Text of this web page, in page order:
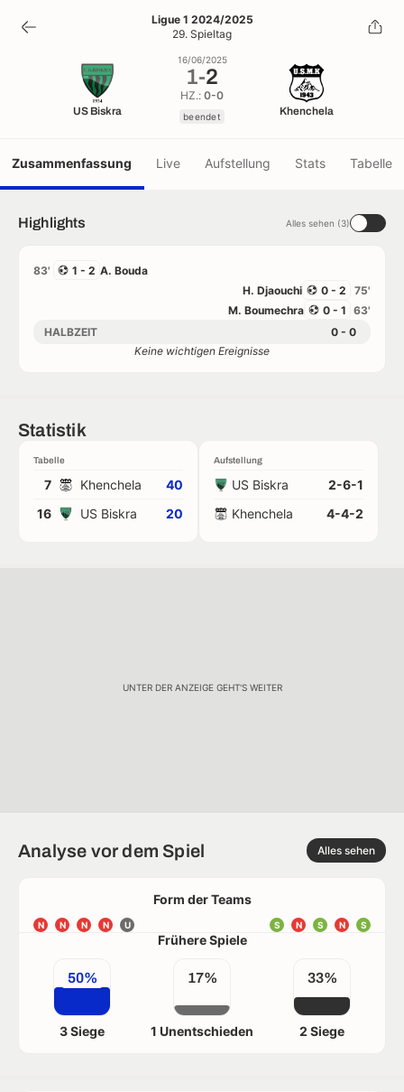
1-2
beendet
Ligue 1 2024/2025
29. Spieltag
US Biskra
16/06/2025
1-2
HZ.: 0-0
beendet Khenchela
Zusammenfassung Live Aufstellung Stats Tabelle
Highlights Alles sehen (3)
83' 1 - 2 A. Bouda
75'
0 - 2
H. Djaouchi
63'
0 - 1
M. Boumechra
HALBZEIT
0 - 0
Keine wichtigen Ereignisse
Statistik
Tabelle
7 Khenchela
40
16
US Biskra 20
Aufstellung
US Biskra
2-6-1
Khenchela
4-4-2
UNTER DER ANZEIGE GEHT'S WEITER
Analyse vor dem Spiel Alles sehen
Form der Teams
N N N N U S
N
S
N
S
Frühere Spiele
50%
3 Siege
17%
1 Unentschieden
33%
2 Siege